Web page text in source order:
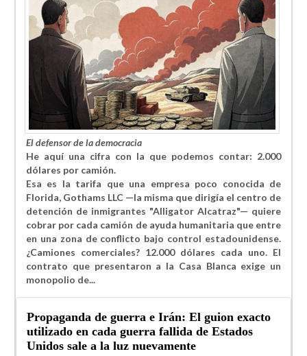
El defensor de la democracia
He aquí una cifra con la que podemos contar: 2.000
dólares por camión.
Esa es la tarifa que una empresa poco conocida de
Florida, Gothams LLC —la misma que dirigía el centro de
detención de inmigrantes "Alligator Alcatraz"— quiere
cobrar por cada camión de ayuda humanitaria que entre
en una zona de conflicto bajo control estadounidense.
¿Camiones comerciales? 12.000 dólares cada uno. El
contrato que presentaron a la Casa Blanca exige un
monopolio de...
Propaganda de guerra e Irán: El guion exacto
utilizado en cada guerra fallida de Estados
Unidos sale a la luz nuevamente